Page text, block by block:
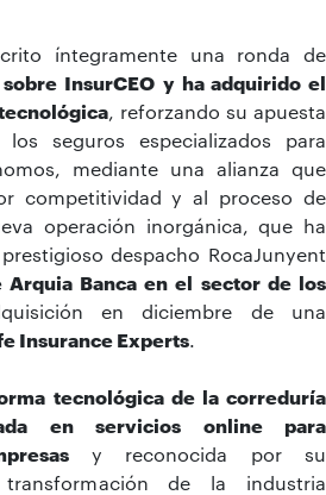
íntegramente una ronda de
InsurCEO y ha adquirido el
, reforzando su apuesta
seguros especializados para
mediante una alianza que
competitividad y al proceso de
operación inorgánica, que ha
despacho RocaJunyent
Arquia Banca en el sector de los
en diciembre de una
Insurance Experts.
tecnológica de la correduría
en servicios online para
y reconocida por su
de la industria